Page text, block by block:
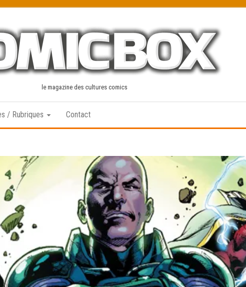
le magazine des cultures comics
/ Rubriques Contact